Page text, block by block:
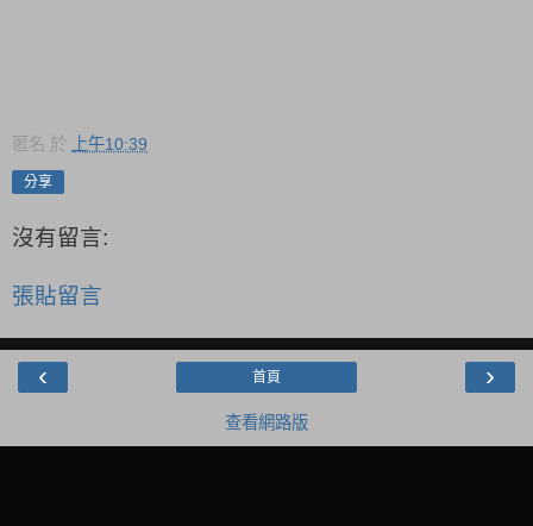
匿名 於 上午10:39
分享
沒有留言:
張貼留言
‹ ›
首頁
查看網路版